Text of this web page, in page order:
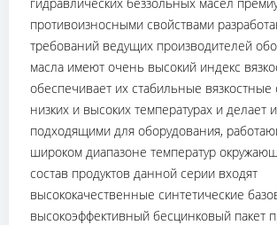
противоизносными свойствами
требований ведущих производителей
масла имеют очень высокий индекс
обеспечивает их стабильные вязкостные
низких и высоких температурах и делает
подходящими для оборудования,
широком диапазоне температур
состав продуктов данной серии входят
высококачественные синтетические
высокоэффективный бесцинковый пакет